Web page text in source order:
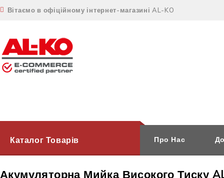
Вітаємо в офіційному інтернет-магазині AL-KO
Каталог Товарів Про Нас
Акумуляторна Мийка Високого Тиску